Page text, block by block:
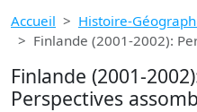
Accueil
Histoire-
Finlande (2001-2002):
Finlande (2001-
Perspectives